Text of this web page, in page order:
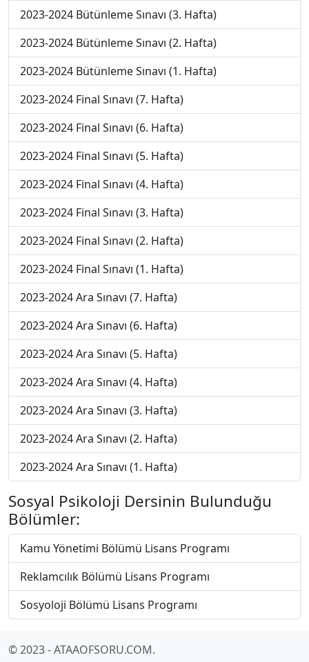
2023-2024 Bütünleme Sınavı (3. Hafta)
2023-2024 Bütünleme Sınavı (2. Hafta)
2023-2024 Bütünleme Sınavı (1. Hafta)
2023-2024 Final Sınavı (7. Hafta)
2023-2024 Final Sınavı (6. Hafta)
2023-2024 Final Sınavı (5. Hafta)
2023-2024 Final Sınavı (4. Hafta)
2023-2024 Final Sınavı (3. Hafta)
2023-2024 Final Sınavı (2. Hafta)
2023-2024 Final Sınavı (1. Hafta)
2023-2024 Ara Sınavı (7. Hafta)
2023-2024 Ara Sınavı (6. Hafta)
2023-2024 Ara Sınavı (5. Hafta)
2023-2024 Ara Sınavı (4. Hafta)
2023-2024 Ara Sınavı (3. Hafta)
2023-2024 Ara Sınavı (2. Hafta)
2023-2024 Ara Sınavı (1. Hafta)
Sosyal Psikoloji Dersinin Bulunduğu
Bölümler:
Kamu Yönetimi Bölümü Lisans Programı
Reklamcılık Bölümü Lisans Programı
Sosyoloji Bölümü Lisans Programı
© 2023 - ATAAOFSORU.COM.